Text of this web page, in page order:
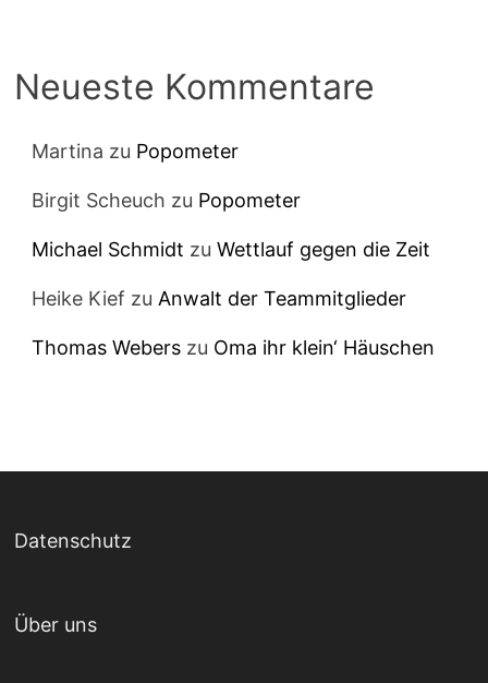
Neueste Kommentare
Martina zu Popometer
Birgit Scheuch zu Popometer
Michael Schmidt zuWettlauf gegen die Zeit
Heike Kief zuAnwalt der Teammitglieder
Thomas Webers zu Oma ihr klein‘ Häuschen
Datenschutz
Über uns